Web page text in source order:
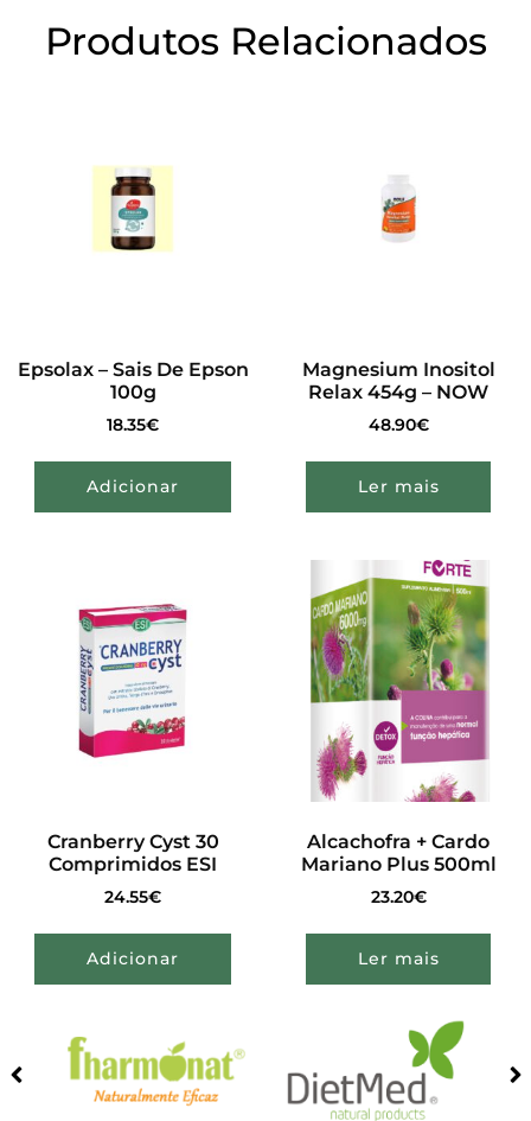
Produtos Relacionados
Epsolax – Sais De Epson
100g
18.35€
Adicionar
Magnesium Inositol
Relax 454g – NOW
48.90€
Ler mais
Cranberry Cyst 30
Comprimidos ESI
24.55€
Adicionar
Alcachofra + Cardo
Mariano Plus 500ml
23.20€
Ler mais